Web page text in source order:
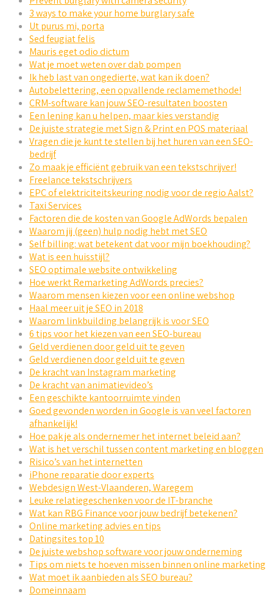
3 ways to make your home burglary safe
Ut purus mi, porta
Sed feugiat felis
Mauris eget odio dictum
Wat je moet weten over dab pompen
Ik heb last van ongedierte, wat kan ik doen?
Autobelettering, een opvallende reclamemethode!
CRM-software kan jouw SEO-resultaten boosten
Een lening kan u helpen, maar kies verstandig
De juiste strategie met Sign & Print en POS materiaal
Vragen die je kunt te stellen bij het huren van een SEO-
bedrijf
Zo maak je efficiënt gebruik van een tekstschrijver!
Freelance tekstschrijvers
EPC of elektriciteitskeuring nodig voor de regio Aalst?
Taxi Services
Factoren die de kosten van Google AdWords bepalen
Waarom jij (geen) hulp nodig hebt met SEO
Self billing: wat betekent dat voor mijn boekhouding?
Wat is een huisstijl?
SEO optimale website ontwikkeling
Hoe werkt Remarketing AdWords precies?
Waarom mensen kiezen voor een online webshop
Haal meer uit je SEO in 2018
Waarom linkbuilding belangrijk is voor SEO
6 tips voor het kiezen van een SEO-bureau
Geld verdienen door geld uit te geven
Geld verdienen door geld uit te geven
De kracht van Instagram marketing
De kracht van animatievideo’s
Een geschikte kantoorruimte vinden
Goed gevonden worden in Google is van veel factoren
afhankelijk!
Hoe pak je als ondernemer het internet beleid aan?
Wat is het verschil tussen content marketing en bloggen
Risico’s van het internetten
iPhone reparatie door experts
Webdesign West-Vlaanderen, Waregem
Leuke relatiegeschenken voor de IT-branche
Wat kan RBG Finance voor jouw bedrijf betekenen?
Online marketing advies en tips
Datingsites top 10
De juiste webshop software voor jouw onderneming
Tips om niets te hoeven missen binnen online marketing
Wat moet ik aanbieden als SEO bureau?
Domeinnaam